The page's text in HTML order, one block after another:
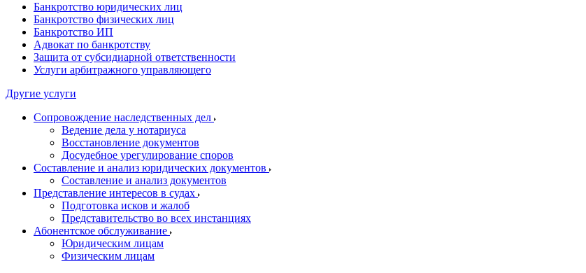
Банкротство юридических лиц
Банкротство физических лиц
Банкротство ИП
Адвокат по банкротству
Защита от субсидиарной ответственности
Услуги арбитражного управляющего
Другие услуги
Сопровождение наследственных дел
Ведение дела у нотариуса
Восстановление документов
Досудебное урегулирование споров
Составление и анализ юридических документов
Составление и анализ документов
Представление интересов в судах
Подготовка исков и жалоб
Представительство во всех инстанциях
Абонентское обслуживание
Юридическим лицам
Физическим лицам